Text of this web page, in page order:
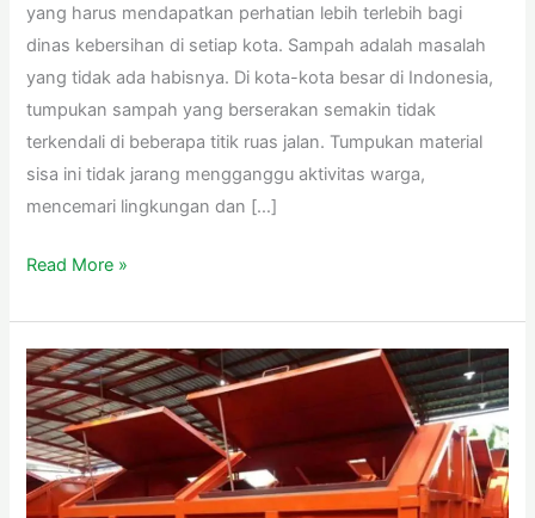
yang harus mendapatkan perhatian lebih terlebih bagi
dinas kebersihan di setiap kota. Sampah adalah masalah
yang tidak ada habisnya. Di kota-kota besar di Indonesia,
tumpukan sampah yang berserakan semakin tidak
terkendali di beberapa titik ruas jalan. Tumpukan material
sisa ini tidak jarang mengganggu aktivitas warga,
mencemari lingkungan dan […]
Read More »
Container Bak Tempat Sampah Bahan Berkualitas